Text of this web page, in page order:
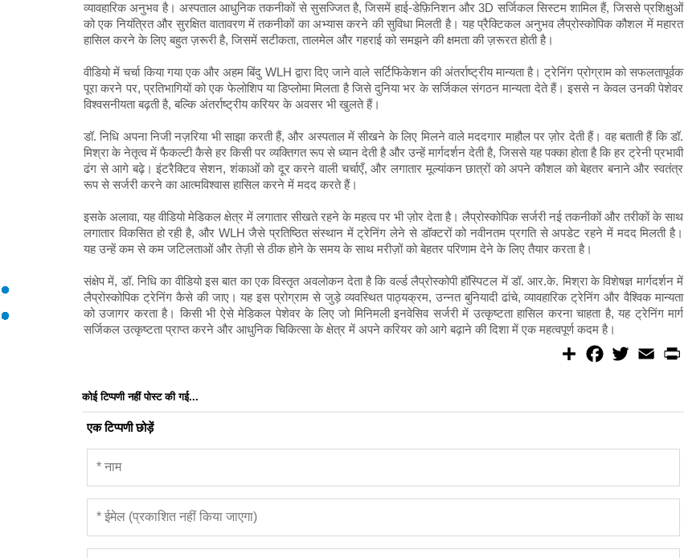
व्यावहारिक अनुभव है। अस्पताल आधुनिक तकनीकों से सुसज्जित है, जिसमें हाई-डेफ़िनिशन और 3D सर्जिकल सिस्टम शामिल हैं, जिससे प्रशिक्षुओं
को एक नियंत्रित और सुरक्षित वातावरण में तकनीकों का अभ्यास करने की सुविधा मिलती है। यह प्रैक्टिकल अनुभव लैप्रोस्कोपिक कौशल में महारत
हासिल करने के लिए बहुत ज़रूरी है, जिसमें सटीकता, तालमेल और गहराई को समझने की क्षमता की ज़रूरत होती है।
वीडियो में चर्चा किया गया एक और अहम बिंदु WLH द्वारा दिए जाने वाले सर्टिफिकेशन की अंतर्राष्ट्रीय मान्यता है। ट्रेनिंग प्रोग्राम को सफलतापूर्वक
पूरा करने पर, प्रतिभागियों को एक फेलोशिप या डिप्लोमा मिलता है जिसे दुनिया भर के सर्जिकल संगठन मान्यता देते हैं। इससे न केवल उनकी पेशेवर
विश्वसनीयता बढ़ती है, बल्कि अंतर्राष्ट्रीय करियर के अवसर भी खुलते हैं।
डॉ. निधि अपना निजी नज़रिया भी साझा करती हैं, और अस्पताल में सीखने के लिए मिलने वाले मददगार माहौल पर ज़ोर देती हैं। वह बताती हैं कि डॉ.
मिश्रा के नेतृत्व में फैकल्टी कैसे हर किसी पर व्यक्तिगत रूप से ध्यान देती है और उन्हें मार्गदर्शन देती है, जिससे यह पक्का होता है कि हर ट्रेनी प्रभावी
ढंग से आगे बढ़े। इंटरैक्टिव सेशन, शंकाओं को दूर करने वाली चर्चाएँ, और लगातार मूल्यांकन छात्रों को अपने कौशल को बेहतर बनाने और स्वतंत्र
रूप से सर्जरी करने का आत्मविश्वास हासिल करने में मदद करते हैं।
इसके अलावा, यह वीडियो मेडिकल क्षेत्र में लगातार सीखते रहने के महत्व पर भी ज़ोर देता है। लैप्रोस्कोपिक सर्जरी नई तकनीकों और तरीकों के साथ
लगातार विकसित हो रही है, और WLH जैसे प्रतिष्ठित संस्थान में ट्रेनिंग लेने से डॉक्टरों को नवीनतम प्रगति से अपडेट रहने में मदद मिलती है।
यह उन्हें कम से कम जटिलताओं और तेज़ी से ठीक होने के समय के साथ मरीज़ों को बेहतर परिणाम देने के लिए तैयार करता है।
संक्षेप में, डॉ. निधि का वीडियो इस बात का एक विस्तृत अवलोकन देता है कि वर्ल्ड लैप्रोस्कोपी हॉस्पिटल में डॉ. आर.के. मिश्रा के विशेषज्ञ मार्गदर्शन में
लैप्रोस्कोपिक ट्रेनिंग कैसे की जाए। यह इस प्रोग्राम से जुड़े व्यवस्थित पाठ्यक्रम, उन्नत बुनियादी ढांचे, व्यावहारिक ट्रेनिंग और वैश्विक मान्यता
को उजागर करता है। किसी भी ऐसे मेडिकल पेशेवर के लिए जो मिनिमली इनवेसिव सर्जरी में उत्कृष्टता हासिल करना चाहता है, यह ट्रेनिंग मार्ग
सर्जिकल उत्कृष्टता प्राप्त करने और आधुनिक चिकित्सा के क्षेत्र में अपने करियर को आगे बढ़ाने की दिशा में एक महत्वपूर्ण कदम है।
S
o
w
e
E
m
कोई टिप्पणी नहीं पोस्ट की गई...
एक टिप्पणी छोड़ें